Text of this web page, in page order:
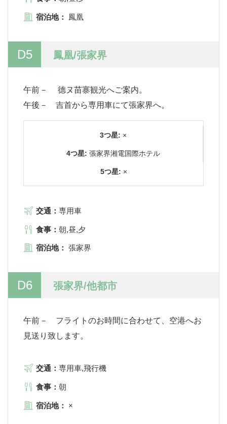
宿泊地： 鳳凰
D5 鳳凰/張家界
午前－ 德ヌ苗寨観光へご案内。
午後－ 吉首から専用車にて張家界へ。
3つ星: ×
4つ星: 張家界湘電国際ホテル
5つ星: ×
交通： 専用車
食事： 朝,昼,夕
宿泊地： 張家界
D6 張家界/他都市
午前－ フライトのお時間に合わせて、空港へお
見送り致します。
交通： 専用車,飛行機
食事： 朝
宿泊地： ×